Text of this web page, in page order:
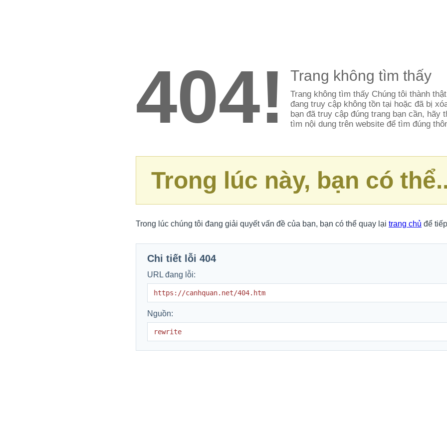
404! Trang không tìm thấy
Trang không tìm thấy Chúng tôi thành
đang truy cập không tồn tại hoặc đã bị
bạn đã truy cập đúng trang bạn cần, hãy
tìm nội dung trên website để tìm đúng
Trong lúc này, bạn có
Trong lúc chúng tôi đang giải quyết vấn đề của bạn, bạn có thể quay lại trang chủ để
Chi tiết lỗi 404
URL đang lỗi:
https://canhquan.net/404.htm
Nguồn:
rewrite